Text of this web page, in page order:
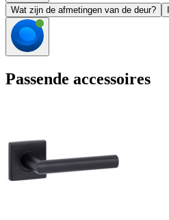
Wat zijn de afmetingen van de deur?
Passende accessoires